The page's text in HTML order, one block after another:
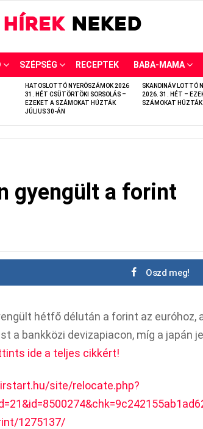
SZÉPSÉG RECEPTEK BABA-MAMA
HATOSLOTTÓ NYERŐSZÁMOK 2026
31. HÉT CSÜTÖRTÖKI SORSOLÁS –
EZEKET A SZÁMOKAT HÚZTÁK
JÚLIUS 30-ÁN
SKANDINÁV LOTTÓ
2026. 31. HÉT –
SZÁMOKAT HÚZTÁK
gyengült a forint
Oszd meg!
hétfő délután a forint az euróhoz,
a bankközi devizapiacon, míg a japán
ide a teljes cikkért!
site/relocate.php?
1275137/